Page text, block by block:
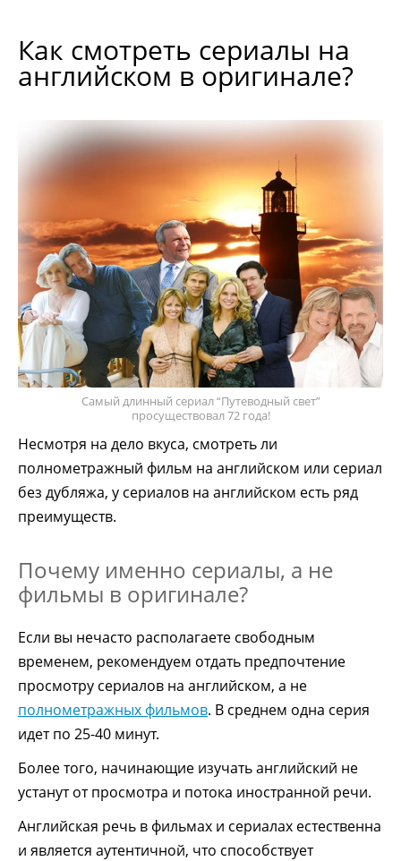
Как смотреть сериалы на
английском в оригинале?
Самый длинный сериал “Путеводный свет”
просуществовал 72 года!
Несмотря на дело вкуса, смотреть ли
полнометражный фильм на английском или сериал
без дубляжа, у сериалов на английском есть ряд
преимуществ.
Почему именно сериалы, а не
фильмы в оригинале?
Если вы нечасто располагаете свободным
временем, рекомендуем отдать предпочтение
просмотру сериалов на английском, а не
полнометражных фильмов. В среднем одна серия
идет по 25-40 минут.
Более того, начинающие изучать английский не
устанут от просмотра и потока иностранной речи.
Английская речь в фильмах и сериалах естественна
и является аутентичной, что способствует